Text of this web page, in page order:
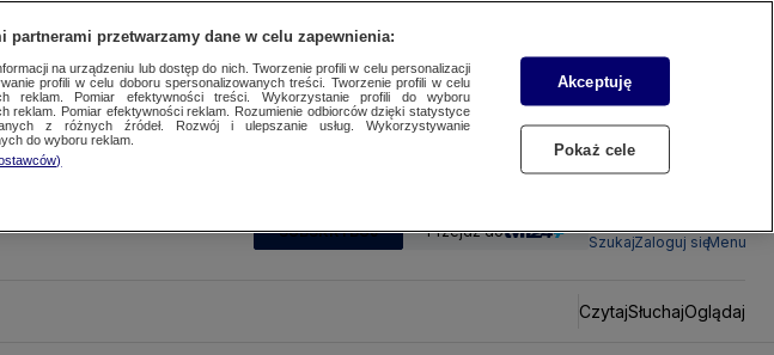
SUBSKRYBUJ Przejdź do
SzukajZaloguj sięMenu
CzytajSłuchajOglądaj
partnerami przetwarzamy dane w celu zapewnienia:
na urządzeniu lub dostęp do nich. Tworzenie profili w celu personalizacji
profili w celu doboru spersonalizowanych treści. Tworzenie profili w celu
reklam. Pomiar efektywności treści. Wykorzystanie profili do wyboru
reklam. Pomiar efektywności reklam. Rozumienie odbiorców dzięki statystyce
z różnych źródeł. Rozwój i ulepszanie usług. Wykorzystywanie
do wyboru reklam.
Akceptuję
Pokaż cele